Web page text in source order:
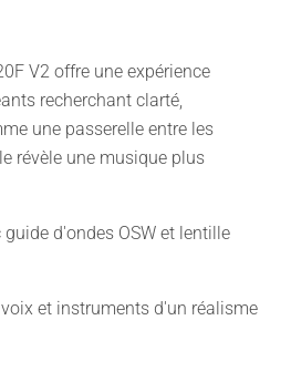
V2 offre une expérience
recherchant clarté,
une passerelle entre les
révèle une musique plus
d'ondes OSW et lentille
et instruments d'un réalisme